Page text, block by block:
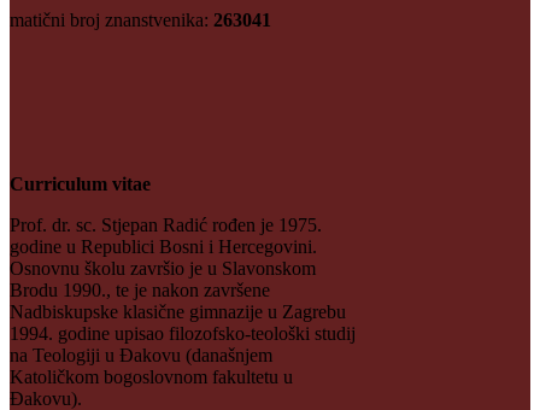
matični broj znanstvenika: 263041
Curriculum vitae
Prof. dr. sc. Stjepan Radić rođen je 1975.
godine u Republici Bosni i Hercegovini.
Osnovnu školu završio je u Slavonskom
Brodu 1990., te je nakon završene
Nadbiskupske klasične gimnazije u Zagrebu
1994. godine upisao filozofsko-teološki studij
na Teologiji u Đakovu (današnjem
Katoličkom bogoslovnom fakultetu u
Đakovu).